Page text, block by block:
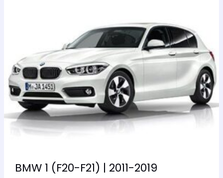
BMW 1 (F20-F21) | 2011-2019